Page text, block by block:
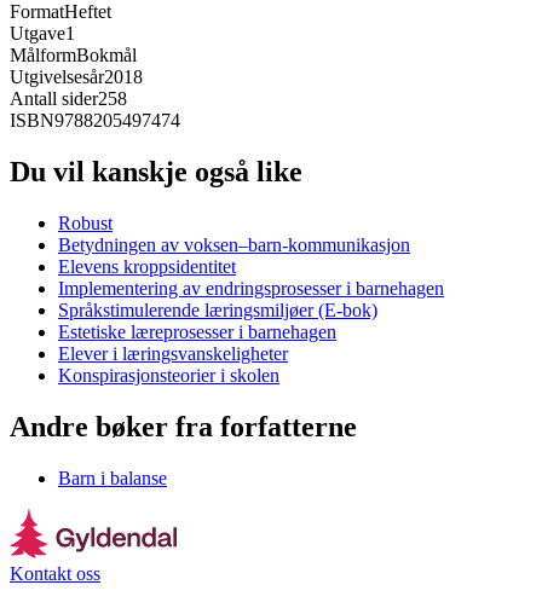
FormatHeftet
Utgave1
MålformBokmål
Utgivelsesår2018
Antall sider258
ISBN9788205497474
Du vil kanskje også like
Robust
Betydningen av voksen–barn-kommunikasjon
Elevens kroppsidentitet
Implementering av endringsprosesser i barnehagen
Språkstimulerende læringsmiljøer (E-bok)
Estetiske læreprosesser i barnehagen
Elever i læringsvanskeligheter
Konspirasjonsteorier i skolen
Andre bøker fra forfatterne
Barn i balanse
Kontakt oss